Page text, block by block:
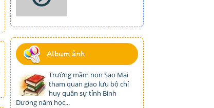
Album ảnh
Trường mầm non Sao Mai
tham quan giao lưu bộ chỉ
huy quân sự tỉnh Bình
Dương năm học...